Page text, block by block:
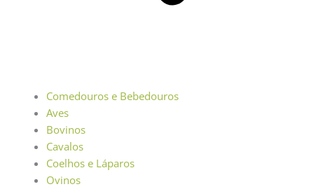
Comedouros e Bebedouros
Aves
Bovinos
Cavalos
Coelhos e Láparos
Ovinos